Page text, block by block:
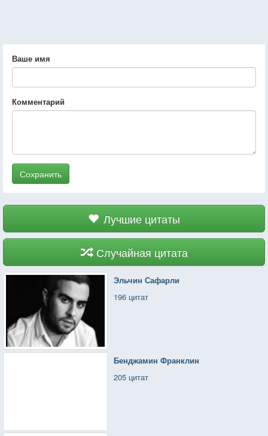
Ваше имя
Комментарий
Сохранить
Лучшие цитаты
Случайная цитата
Эльчин Сафарли
196 цитат
Бенджамин Франклин
205 цитат